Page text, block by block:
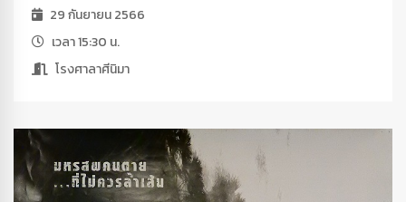
29 กันยายน 2566
เวลา 15:30 น.
โรงศาลาศีนิมา